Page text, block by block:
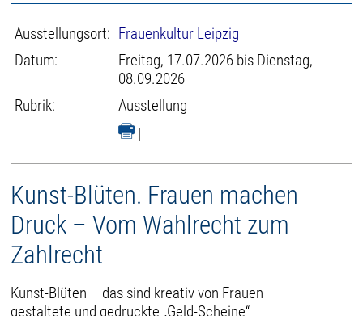
Ausstellungsort: Frauenkultur Leipzig
Datum:
Freitag, 17.07.2026 bis Dienstag,
08.09.2026
Rubrik:
Ausstellung
|
Kunst-Blüten. Frauen machen
Druck – Vom Wahlrecht zum
Zahlrecht
Kunst-Blüten – das sind kreativ von Frauen
gestaltete und gedruckte „Geld-Scheine“